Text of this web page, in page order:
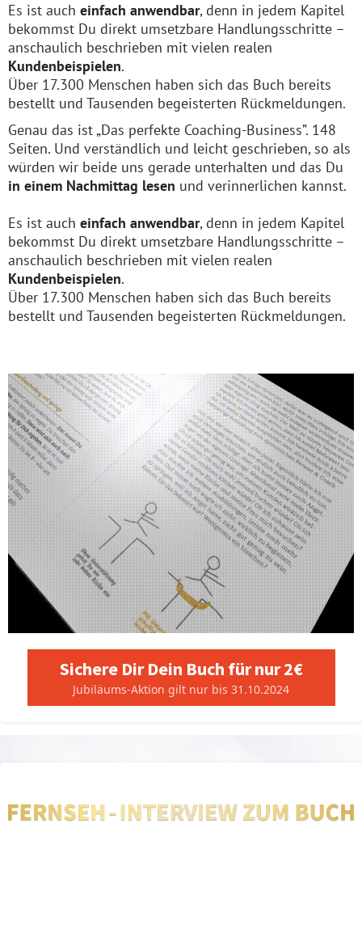
Es ist auch einfach anwendbar, denn in jedem Kapitel
bekommst Du direkt umsetzbare Handlungsschritte –
anschaulich beschrieben mit vielen realen
Kundenbeispielen.
Über 17.300 Menschen haben sich das Buch bereits
bestellt und Tausenden begeisterten Rückmeldungen.
Genau das ist „Das perfekte Coaching-Business”. 148
Seiten. Und verständlich und leicht geschrieben, so als
würden wir beide uns gerade unterhalten und das Du
in einem Nachmittag lesen und verinnerlichen kannst.
Es ist auch einfach anwendbar, denn in jedem Kapitel
bekommst Du direkt umsetzbare Handlungsschritte –
anschaulich beschrieben mit vielen realen
Kundenbeispielen.
Über 17.300 Menschen haben sich das Buch bereits
bestellt und Tausenden begeisterten Rückmeldungen.
Sichere Dir Dein Buch für nur 2€
Jubiläums-Aktion gilt nur bis 31.10.2024